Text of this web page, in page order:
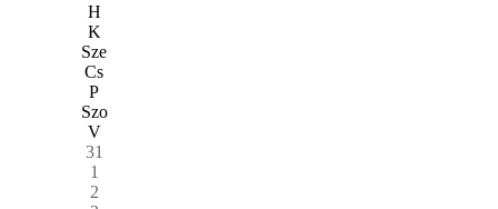
H
K
Sze
Cs
P
Szo
V
31
1
2